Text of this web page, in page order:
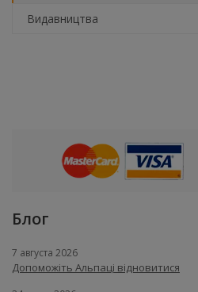
Видавництва
Блог
7 августа 2026
Допоможіть Альпаці відновитися